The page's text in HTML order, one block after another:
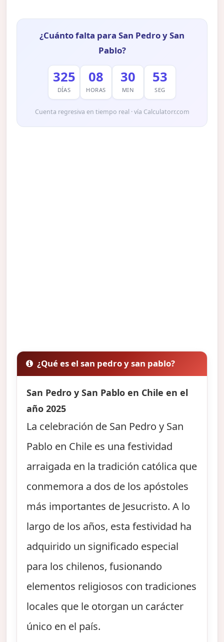
¿Cuánto falta para San Pedro y San
Pablo?
325
DÍAS
08
HORAS
30
MIN
52
SEG
Cuenta regresiva en tiempo real · vía Calculatorr.com
¿Qué es el san pedro y san pablo?
San Pedro y San Pablo en Chile en el
año 2025
La celebración de San Pedro y San
Pablo en Chile es una festividad
arraigada en la tradición católica que
conmemora a dos de los apóstoles
más importantes de Jesucristo. A lo
largo de los años, esta festividad ha
adquirido un significado especial
para los chilenos, fusionando
elementos religiosos con tradiciones
locales que le otorgan un carácter
único en el país.